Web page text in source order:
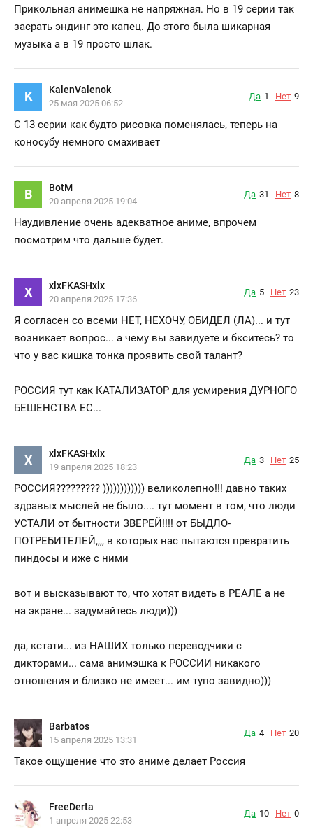
Прикольная анимешка не напряжная. Но в 19 серии так
засрать эндинг это капец. До этого была шикарная
музыка а в 19 просто шлак.
K KalenValenok
25 мая 2025 06:52
Да 1 Нет 9
С 13 серии как будто рисовка поменялась, теперь на
коносубу немного смахивает
B BotM
20 апреля 2025 19:04
Да 31 Нет 8
Наудивление очень адекватное аниме, впрочем
посмотрим что дальше будет.
X xlxFKASHxlx
20 апреля 2025 17:36
Да 5 Нет 23
Я согласен со всеми НЕТ, НЕХОЧУ, ОБИДЕЛ (ЛА)... и тут
возникает вопрос... а чему вы завидуете и бкситесь? то
что у вас кишка тонка проявить свой талант?
РОССИЯ тут как КАТАЛИЗАТОР для усмирения ДУРНОГО
БЕШЕНСТВА ЕС...
X xlxFKASHxlx
19 апреля 2025 18:23
Да 3 Нет 25
РОССИЯ????????? )))))))))))) великолепно!!! давно таких
здравых мыслей не было.... тут момент в том, что люди
УСТАЛИ от бытности ЗВЕРЕЙ!!!! от БЫДЛО-
ПОТРЕБИТЕЛЕЙ,,,, в которых нас пытаются превратить
пиндосы и иже с ними
вот и высказывают то, что хотят видеть в РЕАЛЕ а не
на экране... задумайтесь люди)))
да, кстати... из НАШИХ только переводчики с
дикторами... сама анимэшка к РОССИИ никакого
отношения и близко не имеет... им тупо завидно)))
Barbatos
15 апреля 2025 13:31
Да 4 Нет 20
Такое ощущение что это аниме делает Россия
FreeDerta
1 апреля 2025 22:53
Да 10 Нет 0